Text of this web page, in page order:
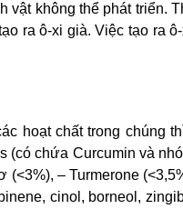
không thể phát triển.
ra ô-xi già. Việc tạo ra
hoạt chất trong chúng
(có chứa Curcumin và
(<3%), – Turmerone
cinol, borneol,